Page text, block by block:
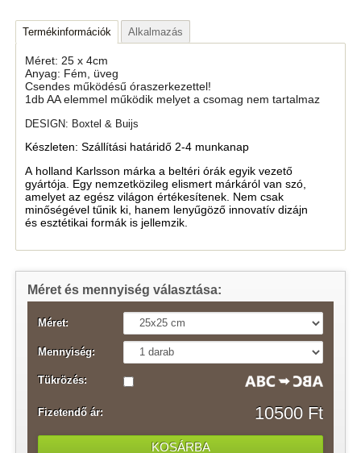
Termékinformációk Alkalmazás
Méret: 25 x 4cm
Anyag: Fém, üveg
Csendes működésű óraszerkezettel!
1db AA elemmel működik melyet a csomag nem tartalmaz
DESIGN: Boxtel & Buijs
Készleten: Szállítási határidő 2-4 munkanap
A holland Karlsson márka a beltéri órák egyik vezető
gyártója. Egy nemzetközileg elismert márkáról van szó,
amelyet az egész világon értékesítenek. Nem csak
minőségével tűnik ki, hanem lenyűgöző innovatív dizájn
és esztétikai formák is jellemzik.
Méret és mennyiség választása:
Méret:
Mennyiség:
Tükrözés:
Fizetendő ár: 10500 Ft